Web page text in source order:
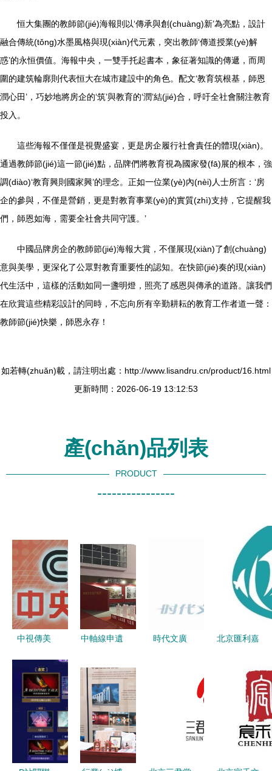
恒大集團的教師節(jié)海報則以‘傳承與創(chuàng)新’為亮點，設計
融合傳統(tǒng)水墨風格與現(xiàn)代元素，突出教師‘傳道授業(yè)解
惑’的永恒價值。海報中央，一雙手托起書本，象征著知識的傳遞，而周
圍的建筑輪廓則代表恒大在城市建設中的角色。配文‘教育筑根基，師恩
潤心田’，巧妙地將房企的‘筑’與教育的‘潤’結(jié)合，呼吁全社會關注教育
投入。
這些海報不僅僅是視覺盛宴，更是房企履行社會責任的體現(xiàn)。
通過教師節(jié)這一節(jié)點，品牌們將教育視為國家發(fā)展的根本，強
調(diào)‘教育興則國家興’的理念。正如一位業(yè)內(nèi)人士所言：‘房
企的參與，不僅是營銷，更是對教育事業(yè)的實質(zhì)支持，它提醒我
們，師恩如海，需要全社會共同守護。’
中國品牌房企的教師節(jié)海報大賞，不僅展現(xiàn)了創(chuàng)
意與美學，更深化了公眾對教育重要性的認知。在快節(jié)奏的現(xiàn)
代生活中，這樣的活動如同一盞明燈，照亮了感恩與傳承的道路。讓我們
在欣賞這些精彩設計的同時，不忘向所有辛勤耕耘的教育工作者道一聲：
教師節(jié)快樂，師恩永存！
如若轉(zhuǎn)載，請注明出處：http://www.lisandru.cn/product/16.html
更新時間：2026-06-19 13:12:53
產(chǎn)品列表
PRODUCT
----------------
中視傳美
化傳媒的探
索與展望
中軸線申遺
相北京國際
圖書節
(jié)，文化
傳媒助力古
都文脈傳承
時代文廣
北京匯利嘉
首都文化傳
播領域的創
(chuàng)新
力量